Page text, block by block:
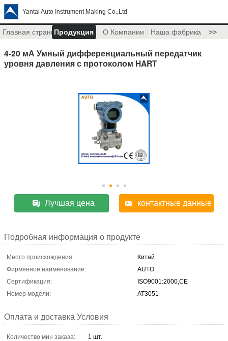
Yantai Auto Instrument Making Co.,Ltd
Главная страницаПродукция О Компании Наша фабрика >>
4-20 мА Умный дифференциальный передатчик
уровня давления с протоколом HART
Лучшая цена контактные данные
Подробная информация о продукте
Место происхождения:
Китай
Фирменное наименование:
AUTO
Сертификация:
ISO9001:2000,CE
Номер модели:
AT3051
Оплата и доставка Условия
Количество мин заказа:
1 шт.